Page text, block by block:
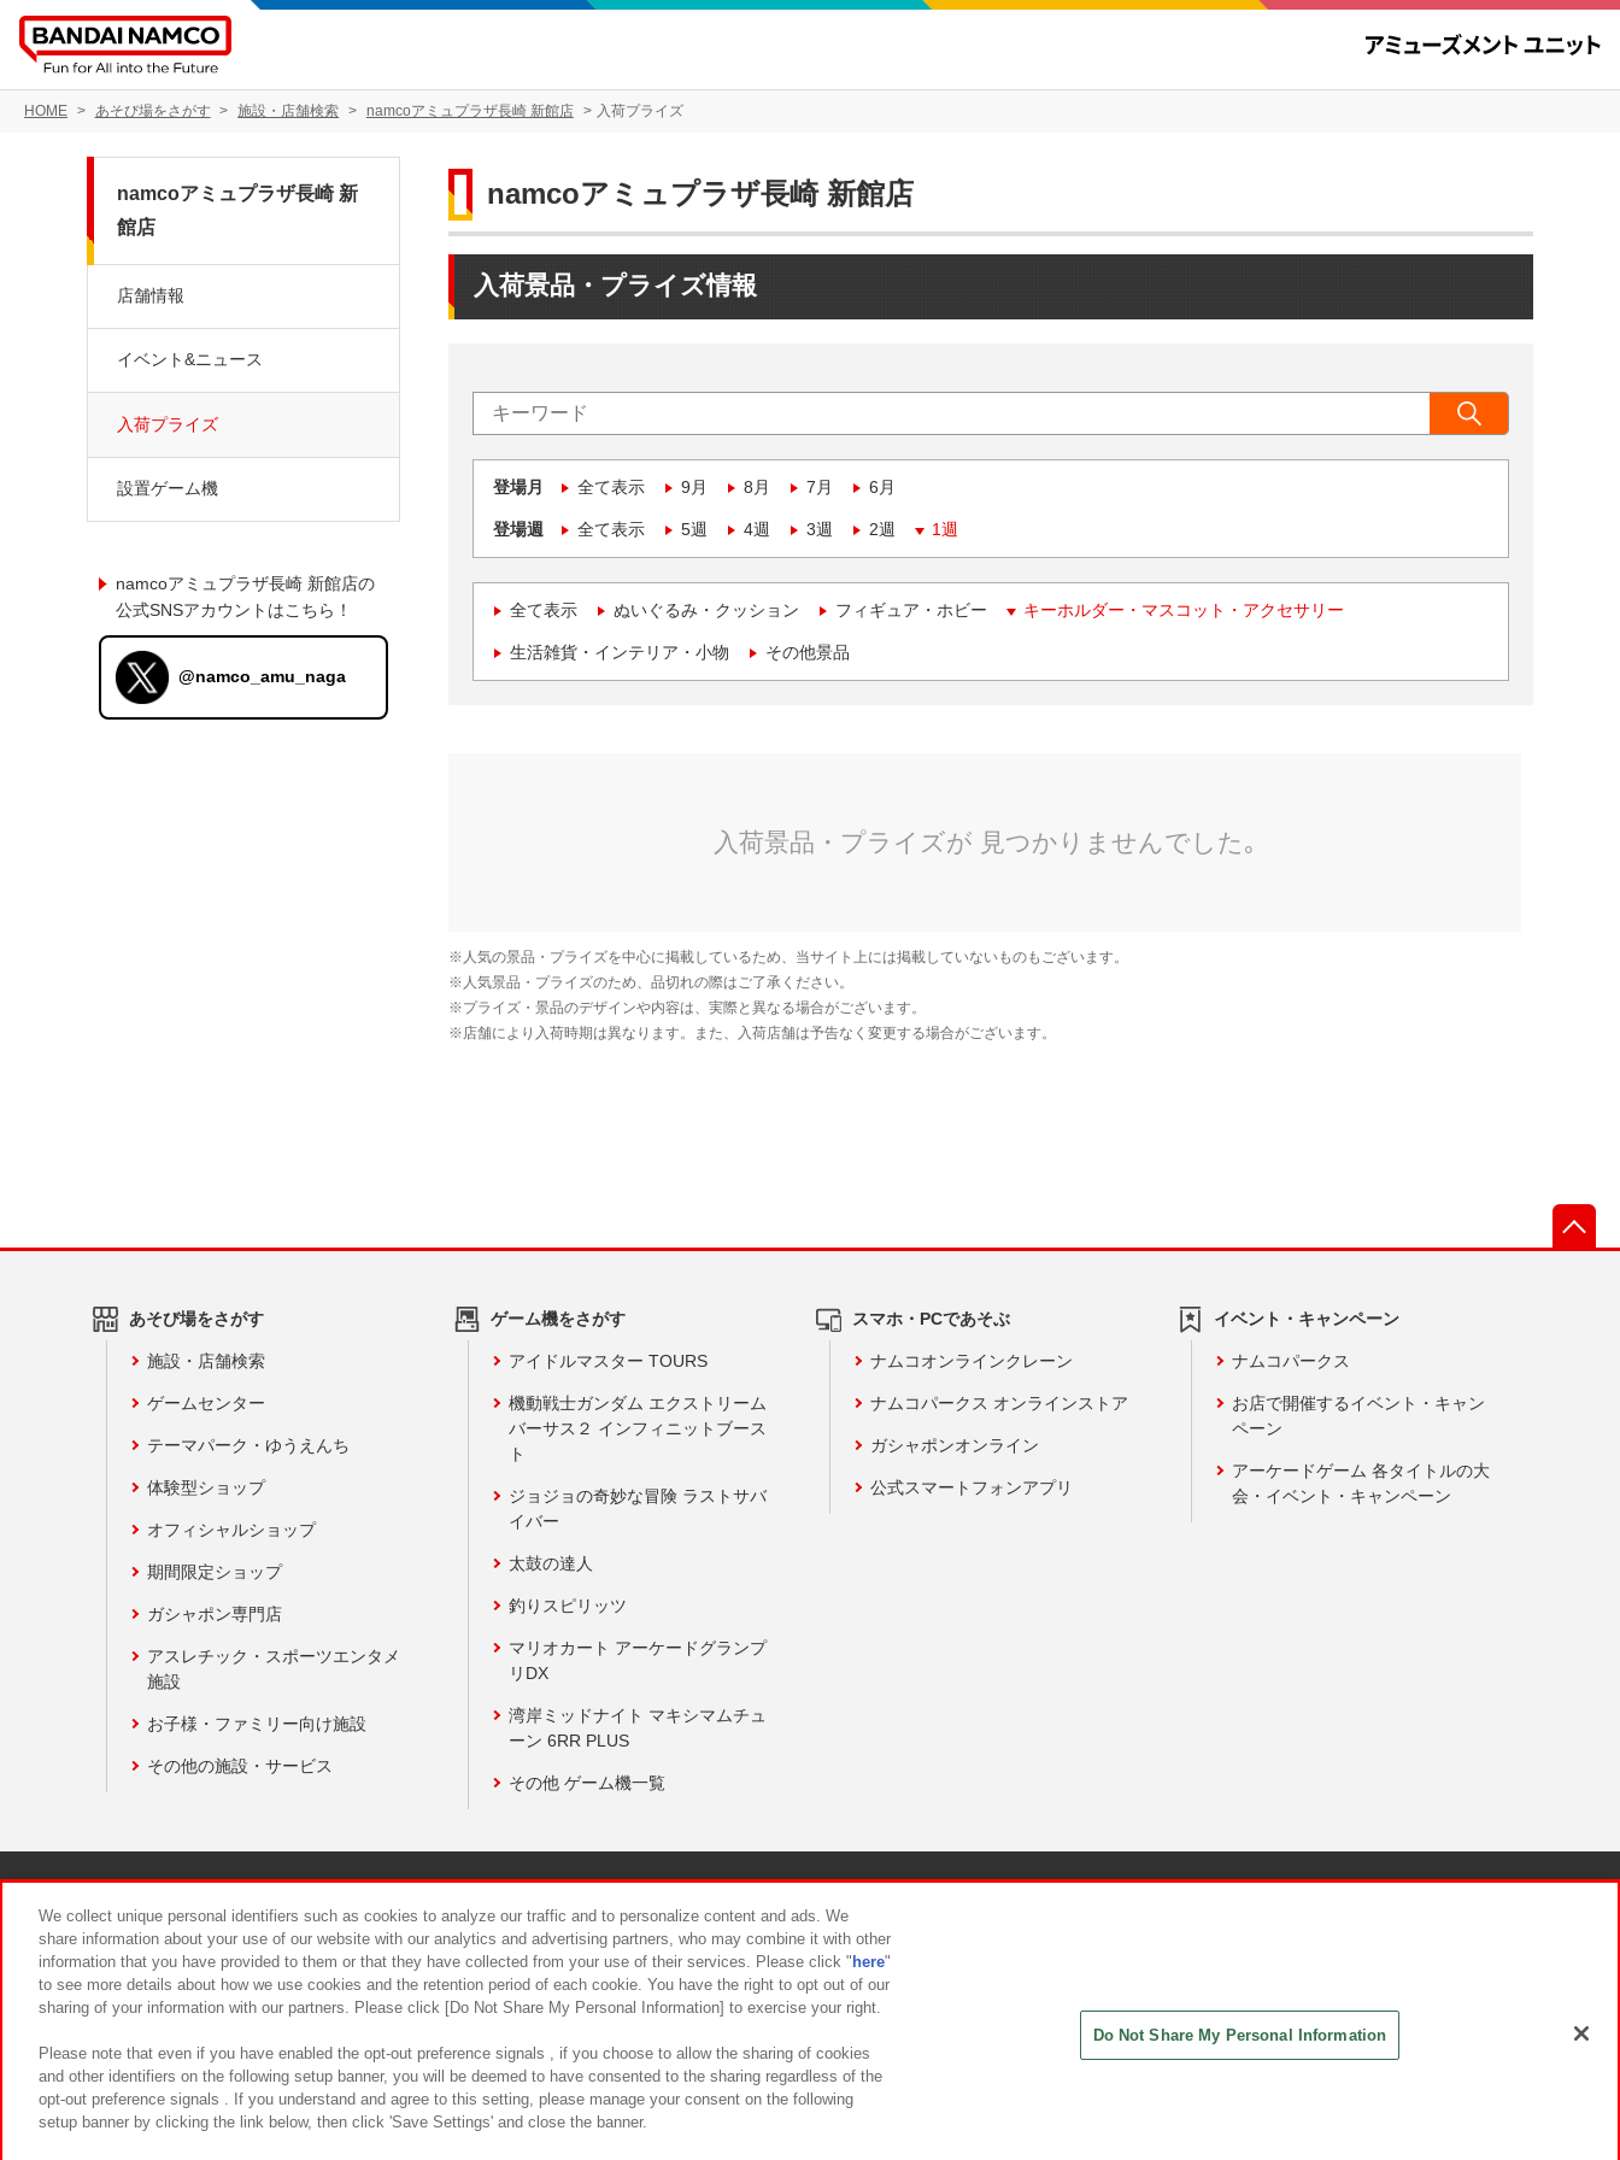
HOME あそび場をさがす 施設・店舗検索 namcoアミュプラザ長崎 新館店 入荷プライズ
namcoアミュプラザ長崎 新館店
入荷景品・プライズ情報
登場月 全て表示 9月 8月 7月 6月
登場週 全て表示 5週 4週 3週 2週 1週
全て表示 ぬいぐるみ・クッション フィギュア・ホビー キーホルダー・マスコット・アクセサリー
生活雑貨・インテリア・小物 その他景品
namcoアミュプラザ長崎 新
館店
店舗情報
イベント&ニュース
入荷プライズ
設置ゲーム機
namcoアミュプラザ長崎 新館店の
公式SNSアカウントはこちら！
@namco_amu_naga
あそび場をさがす
施設・店舗検索
ゲームセンター
テーマパーク・ゆうえんち
体験型ショップ
オフィシャルショップ
期間限定ショップ
ガシャポン専門店
アスレチック・スポーツエンタメ
施設
お子様・ファミリー向け施設
その他の施設・サービス
ゲーム機をさがす
アイドルマスター TOURS
機動戦士ガンダム エクストリーム
バーサス２ インフィニットブース
ト
ジョジョの奇妙な冒険 ラストサバ
イバー
太鼓の達人
釣りスピリッツ
マリオカート アーケードグランプ
リDX
湾岸ミッドナイト マキシマムチュ
ーン 6RR PLUS
その他 ゲーム機一覧
スマホ・PCであそぶ
ナムコオンラインクレーン
ナムコパークス オンラインストア
ガシャポンオンライン
公式スマートフォンアプリ
イベント・キャンペーン
ナムコパークス
お店で開催するイベント・キャン
ペーン
アーケードゲーム 各タイトルの大
会・イベント・キャンペーン
食品のご提供について カスタマーハラスメント対応方針
We collect unique personal identifiers such as cookies to analyze our traffic and to personalize content and ads. We
share information about your use of our website with our analytics and advertising partners, who may combine it with other
information that you have provided to them or that they have collected from your use of their services. Please click " here"
to see more details about how we use cookies and the retention period of each cookie. You have the right to opt out of our
sharing of your information with our partners. Please click [Do Not Share My Personal Information] to exercise your right.
Please note that even if you have enabled the opt-out preference signals , if you choose to allow the sharing of cookies
and other identifiers on the following setup banner, you will be deemed to have consented to the sharing regardless of the
opt-out preference signals . If you understand and agree to this setting, please manage your consent on the following
setup banner by clicking the link below, then click 'Save Settings' and close the banner.
Do Not Share My Personal Information